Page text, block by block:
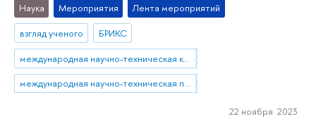
Наука Мероприятия
Лента мероприятий
взгляд ученого
БРИКС
международная научно-техническая кооперация
международная научно-техническая политика
22 ноября 2023